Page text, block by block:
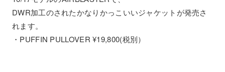
DWR加工のされたかなりかっこいいジャケットが発売さ
れます。
・PUFFIN PULLOVER ¥19,800(税別）